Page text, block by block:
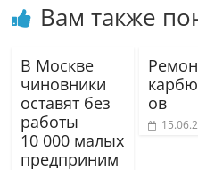
Вам также
В Москве
чиновники
оставят без
работы
10 000 малых
предприним
ов